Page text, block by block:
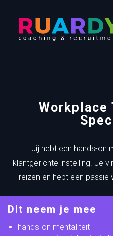
VACATURES
Workplace
Jij hebt een hands-on
klantgerichte instelling. Je
reizen en hebt een
Dit neem je mee
hands-on mentaliteit